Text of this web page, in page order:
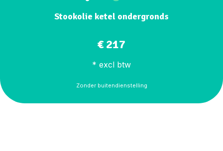
Stookolie ketel ondergronds
€ 217
* excl btw
Zonder buitendienstelling